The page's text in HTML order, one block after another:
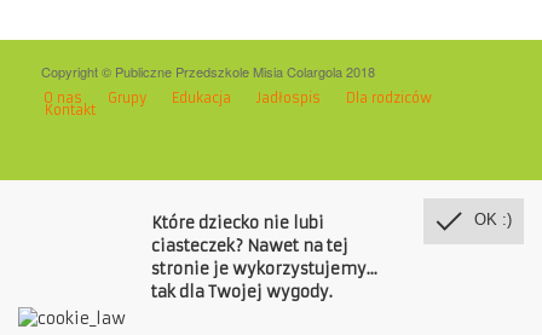
Copyright © Publiczne Przedszkole Misia Colargola 2018
O nas Grupy Edukacja Jadłospis Dla rodziców
Kontakt
OK :)
Które dziecko nie lubi
ciasteczek? Nawet na tej
stronie je wykorzystujemy...
tak dla Twojej wygody.